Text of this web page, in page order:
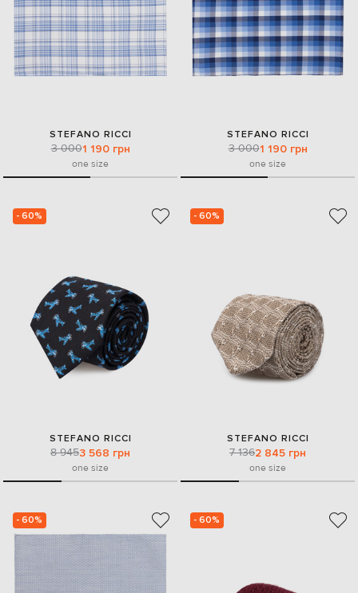
STEFANO RICCI
3 0001 190 грн
one size
STEFANO RICCI
3 0001 190 грн
one size
- 60%
STEFANO RICCI
8 9453 568 грн
one size
- 60%
STEFANO RICCI
7 1362 845 грн
one size
- 60% - 60%